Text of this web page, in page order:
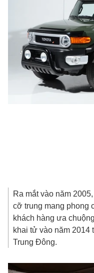
Ra mắt vào năm
cỡ trung mang phong
khách hàng ưa
khai tử vào năm 2014
Trung Đông.